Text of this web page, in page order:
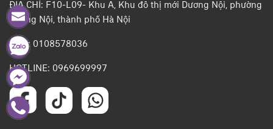
ĐỊA CHỈ: F10-L09- Khu A, Khu đô thị mới Dương Nội, phường
Dương Nội, thành phố Hà Nội
MST: 0108578036
HOTLINE: 0969699997